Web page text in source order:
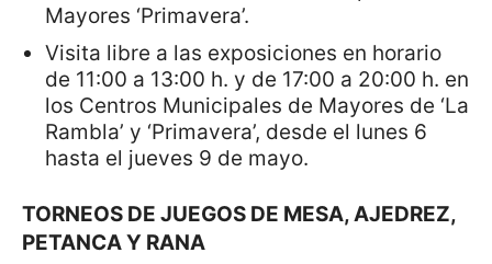
Mayores ‘Primavera’.
Visita libre a las exposiciones en horario
de 11:00 a 13:00 h. y de 17:00 a 20:00 h. en
los Centros Municipales de Mayores de ‘La
Rambla’ y ‘Primavera’, desde el lunes 6
hasta el jueves 9 de mayo.
TORNEOS DE JUEGOS DE MESA, AJEDREZ,
PETANCA Y RANA